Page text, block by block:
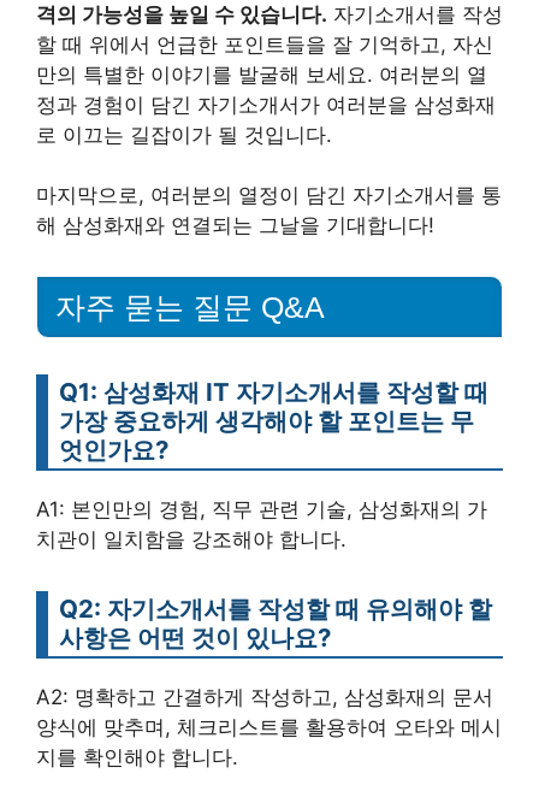
격의 가능성을 높일 수 있습니다. 자기소개서를 작성
할 때 위에서 언급한 포인트들을 잘 기억하고, 자신
만의 특별한 이야기를 발굴해 보세요. 여러분의 열
정과 경험이 담긴 자기소개서가 여러분을 삼성화재
로 이끄는 길잡이가 될 것입니다.
마지막으로, 여러분의 열정이 담긴 자기소개서를 통
해 삼성화재와 연결되는 그날을 기대합니다!
자주 묻는 질문 Q&A
Q1: 삼성화재 IT 자기소개서를 작성할 때
가장 중요하게 생각해야 할 포인트는 무
엇인가요?
A1: 본인만의 경험, 직무 관련 기술, 삼성화재의 가
치관이 일치함을 강조해야 합니다.
Q2: 자기소개서를 작성할 때 유의해야 할
사항은 어떤 것이 있나요?
A2: 명확하고 간결하게 작성하고, 삼성화재의 문서
양식에 맞추며, 체크리스트를 활용하여 오타와 메시
지를 확인해야 합니다.